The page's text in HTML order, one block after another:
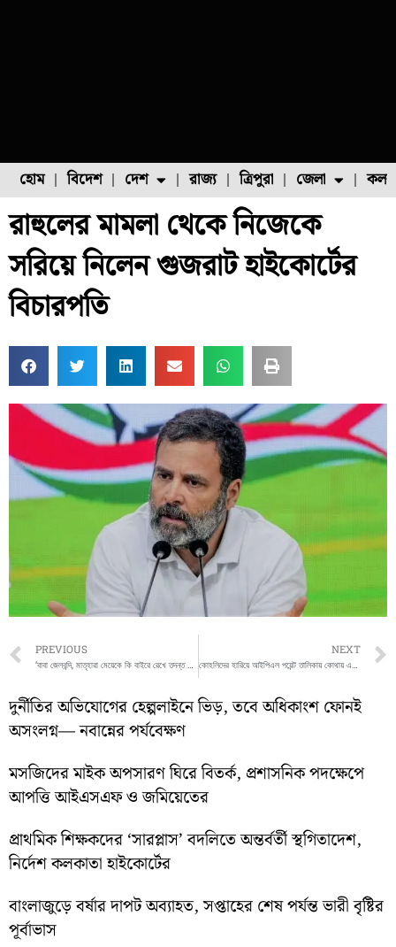
হোম বিদেশ দেশ
ফুল চাষ ফল চাষ মাছ চাষ
রাজ্য ত্রিপুরা জেলা
উত্তর ২৪ পরগনা
রাহুলের মামলা থেকে নিজেকে
সরিয়ে নিলেন গুজরাট হাইকোর্টের
বিচারপতি
Prev
PREVIOUS NEXT
দুর্নীতির অভিযোগের হেল্পলাইনে ভিড়, তবে অধিকাংশ ফোনই
অসংলগ্ন— নবান্নের পর্যবেক্ষণ
মসজিদের মাইক অপসারণ ঘিরে বিতর্ক, প্রশাসনিক পদক্ষেপে
আপত্তি আইএসএফ ও জমিয়েতের
প্রাথমিক শিক্ষকদের ‘সারপ্লাস’ বদলিতে অন্তর্বর্তী স্থগিতাদেশ,
নির্দেশ কলকাতা হাইকোর্টের
বাংলাজুড়ে বর্ষার দাপট অব্যাহত, সপ্তাহের শেষ পর্যন্ত ভারী বৃষ্টির
পূর্বাভাস